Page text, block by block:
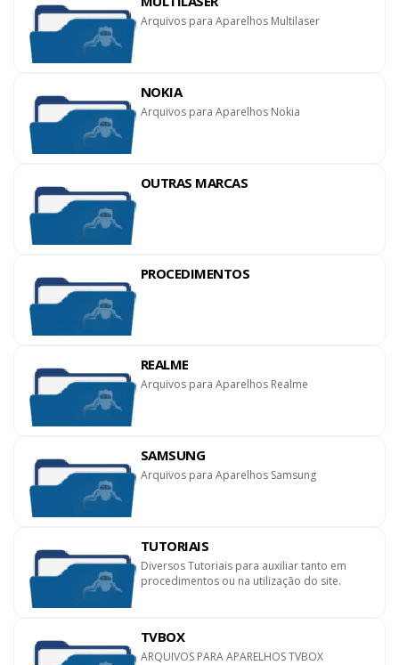
Arquivos para Aparelhos Multilaser
NOKIA
Arquivos para Aparelhos Nokia
OUTRAS MARCAS
PROCEDIMENTOS
REALME
Arquivos para Aparelhos Realme
SAMSUNG
Arquivos para Aparelhos Samsung
TUTORIAIS
Diversos Tutoriais para auxiliar tanto em
procedimentos ou na utilização do site.
TVBOX
ARQUIVOS PARA APARELHOS TVBOX